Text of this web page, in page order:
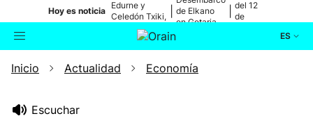
Hoy es noticia
Edurne y
Celedón Txiki,
en directo
de Elkano
en Getaria
del 12
de
ES
Buscador Actualidad
Inicio Actualidad Economía
Escuchar